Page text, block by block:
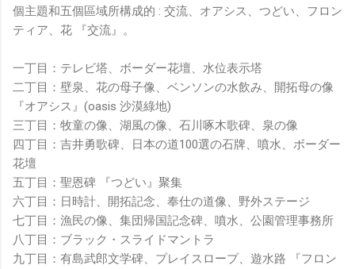
個主題和五個區域所構成的 : 交流、オアシス、つどい、フロン
ティア、花 『交流』。
一丁目：テレビ塔、ボーダー花壇、水位表示塔
二丁目：壁泉、花の母子像、ベンソンの水飲み、開拓母の像
『オアシス』(oasis 沙漠綠地)
三丁目：牧童の像、湖風の像、石川啄木歌碑、泉の像
四丁目：吉井勇歌碑、日本の道100選の石牌、噴水、ボーダー
花壇
五丁目：聖恩碑 『つどい』聚集
六丁目：日時計、開拓記念、奉仕の道像、野外ステージ
七丁目：漁民の像、集団帰国記念碑、噴水、公園管理事務所
八丁目：ブラック・スライドマントラ
九丁目：有島武郎文学碑、プレイスロープ、遊水路 『フロン